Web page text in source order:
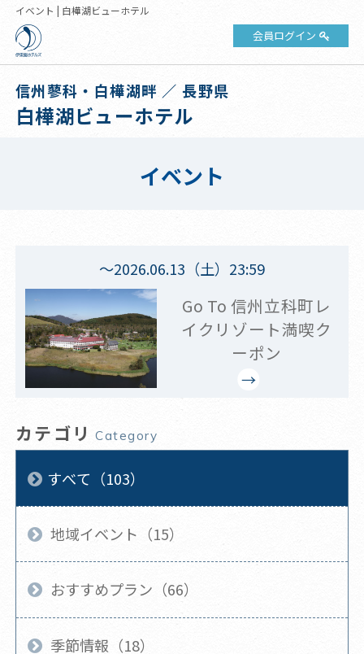
イベント | 白樺湖ビューホテル
会員ログイン
信州蓼科・白樺湖畔 ／ 長野県
白樺湖ビューホテル
イベント
～2026.06.13（土）23:59
Go To 信州立科町レ
イクリゾート満喫ク
ーポン
カテゴリ Category
すべて（103）
地域イベント（15）
おすすめプラン（66）
季節情報（18）